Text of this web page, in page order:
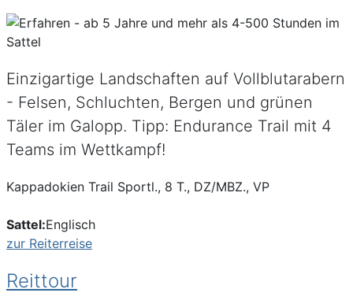
Einzigartige Landschaften auf Vollblutarabern
- Felsen, Schluchten, Bergen und grünen
Täler im Galopp. Tipp: Endurance Trail mit 4
Teams im Wettkampf!
Kappadokien Trail Sportl., 8 T., DZ/MBZ., VP
Sattel:Englisch
zur Reiterreise
Reittour